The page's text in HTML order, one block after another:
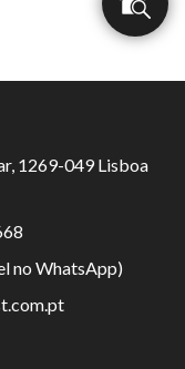
1269-049 Lisboa
no WhatsApp)